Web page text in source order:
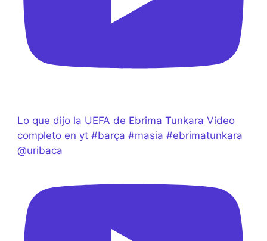
Lo que dijo la UEFA de Ebrima Tunkara Video
completo en yt #barça #masia #ebrimatunkara
@uribaca